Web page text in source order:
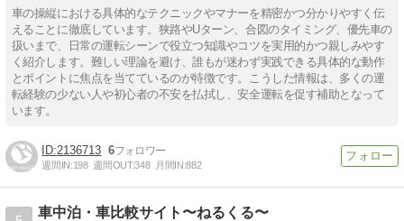
車の操縦における具体的なテクニックやマナーを精密かつ分かりやすく伝
えることに徹底しています。狭路やUターン、合図のタイミング、優先車の
扱いまで、日常の運転シーンで役立つ知識やコツを実用的かつ親しみやす
く紹介します。難しい理論を避け、誰もが迷わず実践できる具体的な動作
とポイントに焦点を当てているのが特徴です。こうした情報は、多くの運
転経験の少ない人や初心者の不安を払拭し、安全運転を促す補助となって
います。
2136713 6
週間IN:198 週間OUT:348 月間IN:882
車中泊・車比較サイト〜ねるくる〜